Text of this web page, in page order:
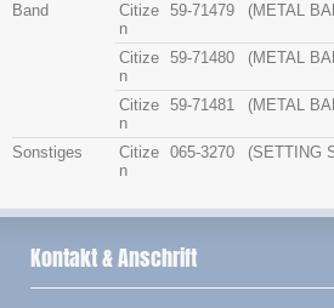
Band
Citize
n
59-71479 (METAL
Citize
n
59-71480 (METAL
Citize
n
59-71481 (METAL
Sonstiges
Citize
n
065-3270 (SETTING
Kontakt & Anschrift